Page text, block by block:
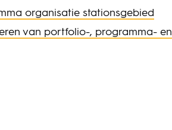
organisatie stationsgebied
van portfolio-, programma- en